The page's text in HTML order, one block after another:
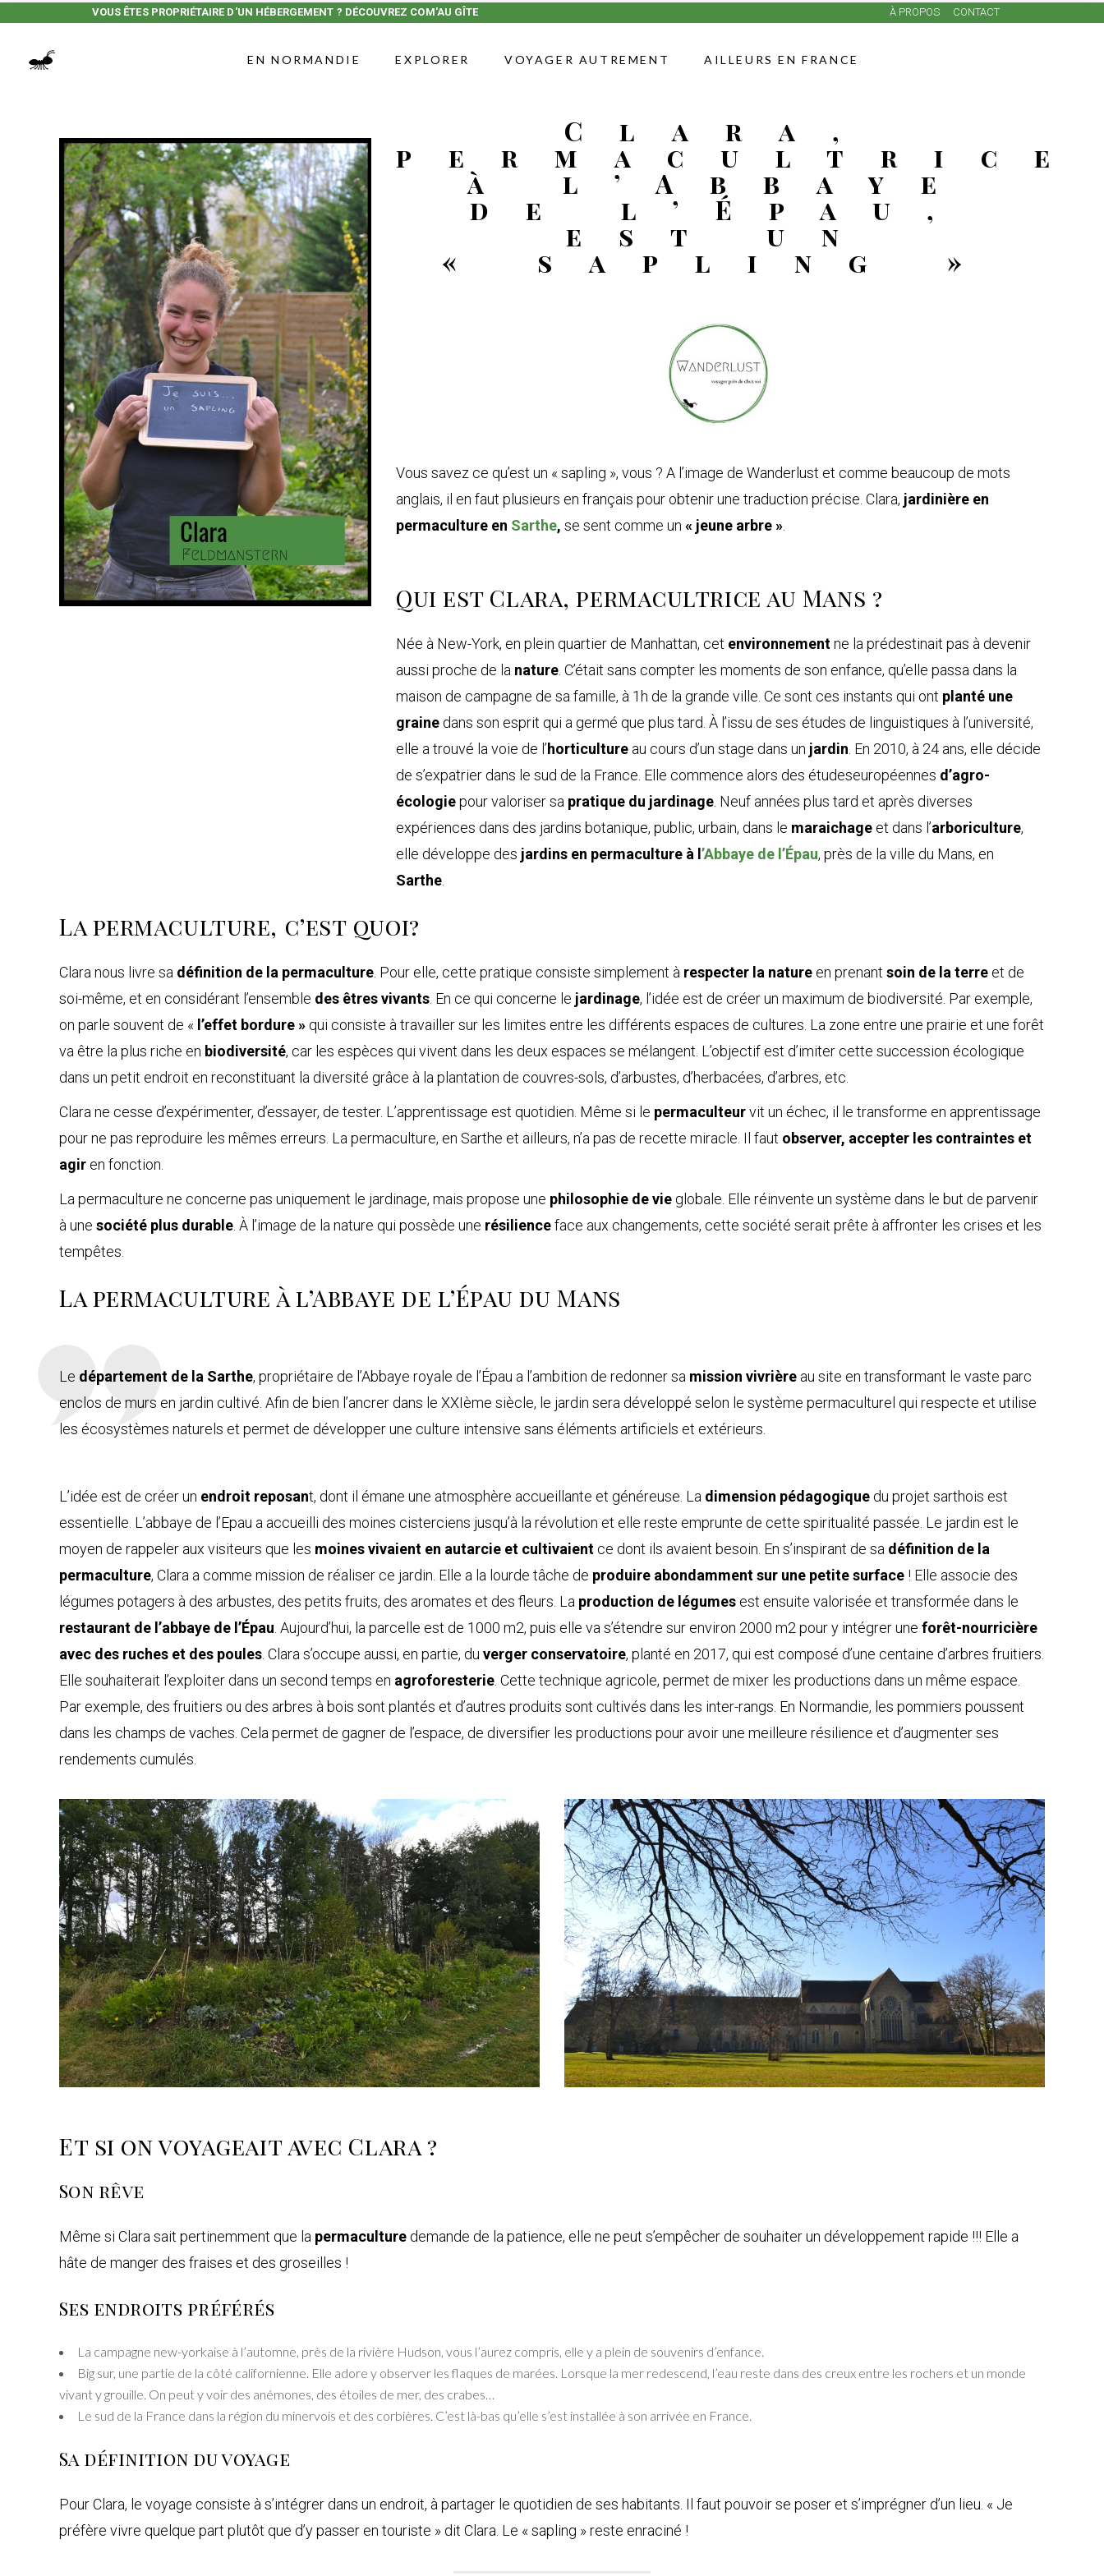
VOUS ÊTES PROPRIÉTAIRE D'UN HÉBERGEMENT ? DÉCOUVREZ COM'AU GÎTE À PROPOS CONTACT
EN NORMANDIE EXPLORER VOYAGER AUTREMENT AILLEURS EN FRANCE
Clara,
permacultrice
à l’Abbaye
de l’Épau,
est un
« sapling »
Vous savez ce qu’est un « sapling », vous ? A l’image de Wanderlust et comme beaucoup de mots
anglais, il en faut plusieurs en français pour obtenir une traduction précise. Clara, jardinière en
permaculture en Sarthe, se sent comme un « jeune arbre »
Qui est Clara, permacultrice au Mans ?
Née à New-York, en plein quartier de Manhattan, cet environnementne la prédestinait pas à devenir
aussi proche de la nature . C’était sans compter les moments de son enfance, qu’elle passa dans la
maison de campagne de sa famille, à 1h de la grande ville. Ce sont ces instants qui ont planté une
graine dans son esprit qui a germé que plus tard. À l’issu de ses études de linguistiques à l’université,
elle a trouvé la voie de l’horticulture au cours d’un stage dans un jardin . En 2010, à 24 ans, elle décide
de s’expatrier dans le sud de la France. Elle commence alors des étudeseuropéennes d’agro-
écologiepour valoriser sa pratique du jardinage . Neuf années plus tard et après diverses
expériences dans des jardins botanique, public, urbain, dans le maraichage et dans l’arboriculture,
elle développe des jardins en permaculture à l’Abbaye de l’Épau, près de la ville du Mans, en
Sarthe
La permaculture, c’est quoi?
Clara nous livre sa définition de la permaculture . Pour elle, cette pratique consiste simplement à respecter la nature en prenant soin de la terre et de
soi-même, et en considérant l’ensemble des êtres vivants . En ce qui concerne le jardinage, l’idée est de créer un maximum de biodiversité. Par exemple,
on parle souvent de « l’effet bordure » qui consiste à travailler sur les limites entre les différents espaces de cultures. La zone entre une prairie et une forêt
va être la plus riche en biodiversité, car les espèces qui vivent dans les deux espaces se mélangent. L’objectif est d’imiter cette succession écologique
dans un petit endroit en reconstituant la diversité grâce à la plantation de couvres-sols, d’arbustes, d’herbacées, d’arbres, etc.
Clara ne cesse d’expérimenter, d’essayer, de tester. L’apprentissage est quotidien. Même si le permaculteurvit un échec, il le transforme en apprentissage
pour ne pas reproduire les mêmes erreurs. La permaculture, en Sarthe et ailleurs, n’a pas de recette miracle. Il faut observer, accepter les contraintes et
agir en fonction.
La permaculture ne concerne pas uniquement le jardinage, mais propose une philosophie de vie globale. Elle réinvente un système dans le but de parvenir
à une société plus durable . À l’image de la nature qui possède une résilienceface aux changements, cette société serait prête à affronter les crises et les
tempêtes.
La permaculture à l’Abbaye de l’Épau du Mans
Le département de la Sarthe, propriétaire de l’Abbaye royale de l’Épau a l’ambition de redonner sa mission vivrière au site en transformant le vaste parc
enclos de murs en jardin cultivé. Afin de bien l’ancrer dans le XXIème siècle, le jardin sera développé selon le système permaculturel qui respecte et utilise
les écosystèmes naturels et permet de développer une culture intensive sans éléments artificiels et extérieurs.
L’idée est de créer un endroit reposant, dont il émane une atmosphère accueillante et généreuse. La dimension pédagogique du projet sarthois est
essentielle. L’abbaye de l’Epau a accueilli des moines cisterciens jusqu’à la révolution et elle reste emprunte de cette spiritualité passée. Le jardin est le
moyen de rappeler aux visiteurs que les moines vivaient en autarcie et cultivaient ce dont ils avaient besoin. En s’inspirant de sa définition de la
permaculture, Clara a comme mission de réaliser ce jardin. Elle a la lourde tâche de produire abondamment sur une petite surface ! Elle associe des
légumes potagers à des arbustes, des petits fruits, des aromates et des fleurs. La production de légumes est ensuite valorisée et transformée dans le
restaurant de l’abbaye de l’Épau . Aujourd’hui, la parcelle est de 1000 m2, puis elle va s’étendre sur environ 2000 m2 pour y intégrer une forêt-nourricière
avec des ruches et des poules . Clara s’occupe aussi, en partie, du verger conservatoire, planté en 2017, qui est composé d’une centaine d’arbres fruitiers.
Elle souhaiterait l’exploiter dans un second temps en agroforesterie . Cette technique agricole, permet de mixer les productions dans un même espace.
Par exemple, des fruitiers ou des arbres à bois sont plantés et d’autres produits sont cultivés dans les inter-rangs. En Normandie, les pommiers poussent
dans les champs de vaches. Cela permet de gagner de l’espace, de diversifier les productions pour avoir une meilleure résilience et d’augmenter ses
rendements cumulés.
Et si on voyageait avec Clara ?
Son rêve
Même si Clara sait pertinemment que la permaculture demande de la patience, elle ne peut s’empêcher de souhaiter un développement rapide !!! Elle a
hâte de manger des fraises et des groseilles !
Ses endroits préférés
La campagne new-yorkaise à l’automne, près de la rivière Hudson, vous l’aurez compris, elle y a plein de souvenirs d’enfance.
Big sur, une partie de la côté californienne. Elle adore y observer les flaques de marées. Lorsque la mer redescend, l’eau reste dans des creux entre les rochers et un monde
vivant y grouille. On peut y voir des anémones, des étoiles de mer, des crabes…
Le sud de la France dans la région du minervois et des corbières. C’est là-bas qu’elle s’est installée à son arrivée en France.
Sa définition du voyage
Pour Clara, le voyage consiste à s’intégrer dans un endroit, à partager le quotidien de ses habitants. Il faut pouvoir se poser et s’imprégner d’un lieu. « Je
préfère vivre quelque part plutôt que d’y passer en touriste » dit Clara. Le « sapling » reste enraciné !